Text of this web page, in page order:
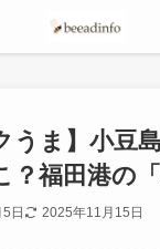
うま】小豆
？福田港の「
日 2025年11月15日